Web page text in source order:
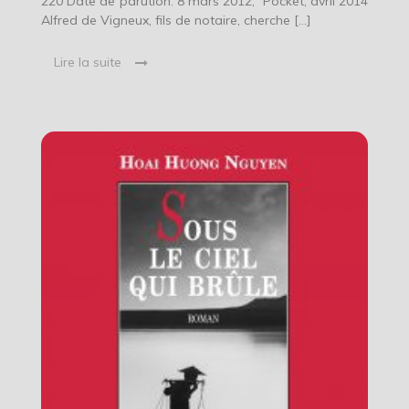
Alfred de Vigneux, fils de notaire, cherche […]
Lire la suite